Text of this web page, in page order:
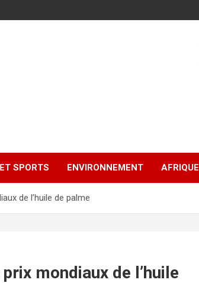
SPORTS ENVIRONNEMENT AFRIQUE
de l’huile de palme
mondiaux de l’huile